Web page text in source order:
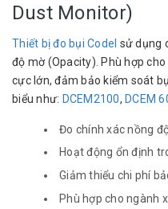
Dust Monitor)
Thiết bị đo bụi Codel sử dụng
độ mờ (Opacity). Phù hợp
cực lớn, đảm bảo kiểm soát
biểu như: DCEM2100, DCEM
Đo chính xác nồng
Hoạt động ổn định
Giảm thiểu chi phí
Phù hợp cho ngành